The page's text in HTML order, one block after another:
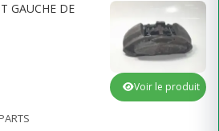
GAUCHE DE
Voir le produit